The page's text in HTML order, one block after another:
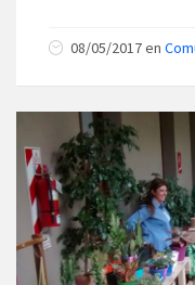
08/05/2017en